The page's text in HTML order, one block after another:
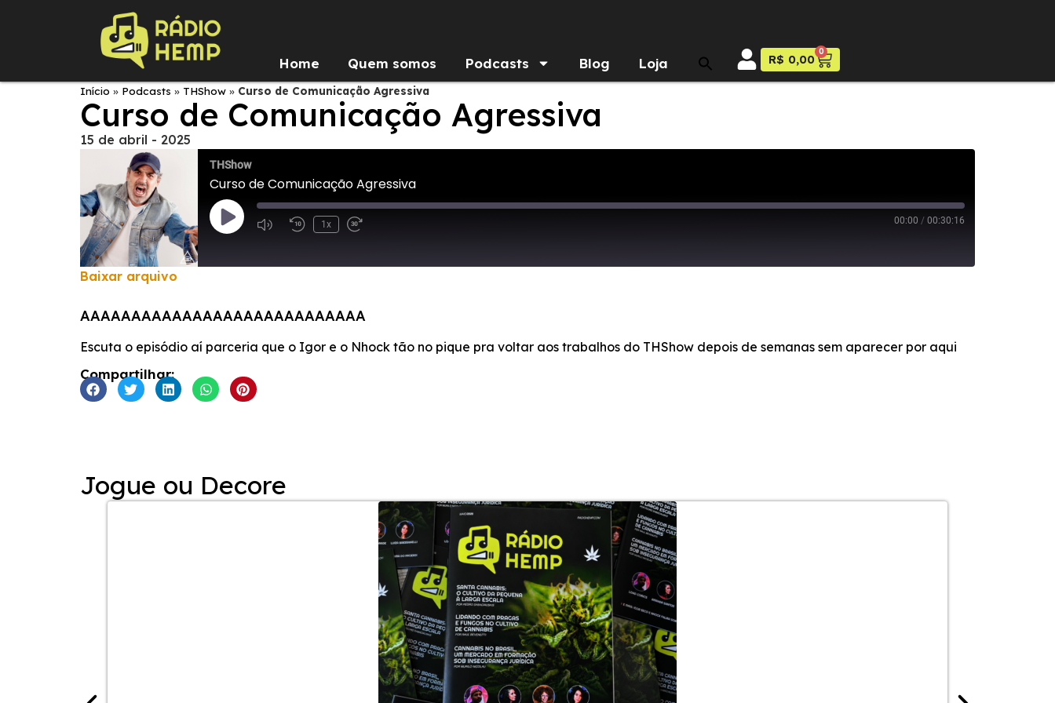
Home Quem somos Podcasts Blog Loja R$ 0,00
0
Início » Podcasts » THShow » Curso de Comunicação Agressiva
Curso de Comunicação Agressiva
15 de abril - 2025
THShow
Curso de Comunicação Agressiva
1x 00:00 / 00:30:16
FEED RSS
INCORPORAR
Baixar arquivo
AAAAAAAAAAAAAAAAAAAAAAAAAAAA
Escuta o episódio aí parceria que o Igor e o Nhock tão no pique pra voltar aos trabalhos do THShow depois de semanas sem aparecer por aqui
Compartilhar:
Jogue ou Decore